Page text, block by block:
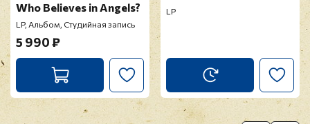
5. Behind "The Diving Board" With Elton John
6. End Credits
Who Believes in Angels?
LP, Альбом, Студийная запись
5 990 ₽
LP